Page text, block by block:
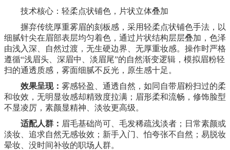
技术核心：轻柔点状铺色，片状立体叠加
摒弃传统厚重雾眉的刻板感，采用轻柔点状铺色手法，以
细腻针尖在眉部表层均匀着色，通过片状结构层层叠加，色泽
由浅入深、自然过渡，无生硬边界、无厚重妆感。操作时严格
遵循“浅眉头、深眉中、淡眉尾”的自然渐变逻辑，模拟眉粉轻
扫的通透质感，雾面细腻不反光，原生感十足。
效果呈现： 雾感轻盈、通透自然，如同自带眉粉扫过的柔
和妆效，无明显妆感却精致度拉满；眉形柔和流畅，修饰脸型
不显凌厉，素颜显精神、淡妆更高级。
适配人群： 眉毛基础尚可、毛发稀疏浅淡者；日常素颜或
淡妆、追求自然无感妆效；新手入门、怕夸张不自然；易脱妆
晕妆、没时间补妆的职场人群。